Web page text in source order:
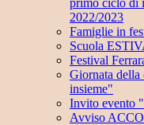
primo ciclo di
2022/2023
Famiglie in
Scuola
Festival
Giornata
insieme"
Invito evento
Avviso